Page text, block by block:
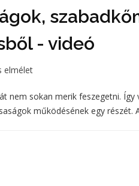
- videó
elmélet
nem sokan merik feszegetni.
működésének egy részét.